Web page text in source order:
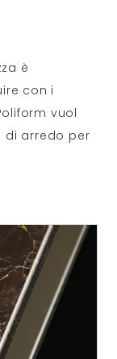
è
con i
vuol
di arredo per